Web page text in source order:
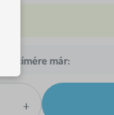
Ön címére már:
+